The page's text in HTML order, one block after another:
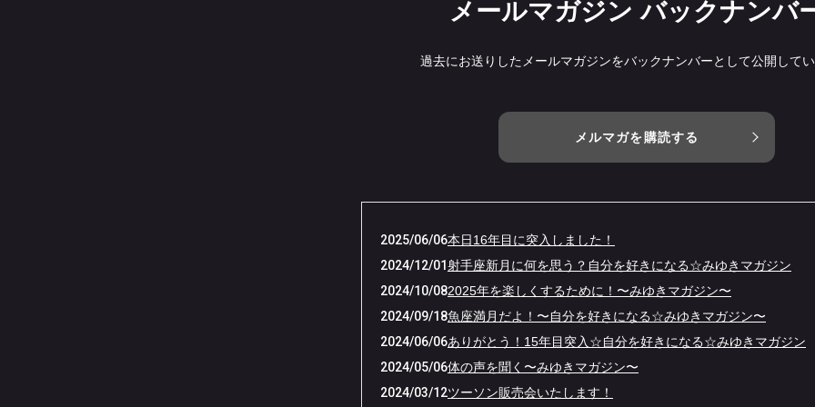
メールマガジン バックナンバ
過去にお送りしたメールマガジンをバックナンバーとして公開してい
メルマガを購読する
2025/06/06本日16年目に突入しました！
2024/12/01射手座新月に何を思う？自分を好きになる☆みゆきマガジン
2024/10/082025年を楽しくするために！〜みゆきマガジン〜
2024/09/18魚座満月だよ！〜自分を好きになる☆みゆきマガジン〜
2024/06/06ありがとう！15年目突入☆自分を好きになる☆みゆきマガジン
2024/05/06体の声を聞く〜みゆきマガジン〜
2024/03/12ツーソン販売会いたします！